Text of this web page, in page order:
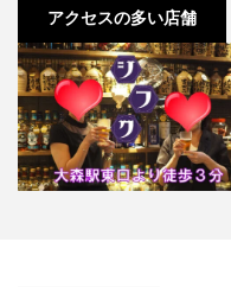
アクセスの多い店舗